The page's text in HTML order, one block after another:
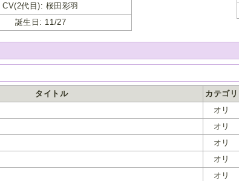
CV(2代目): 桜田彩羽
誕生日: 11/27
タイトル カテゴリ
オリ
オリ
オリ
オリ
オリ